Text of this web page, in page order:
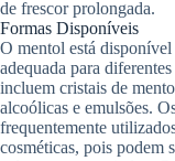
de frescor prolongada.
Formas Disponíveis
O mentol está
adequada para
incluem cristais de
alcoólicas e emulsões.
frequentemente
cosméticas, pois podem